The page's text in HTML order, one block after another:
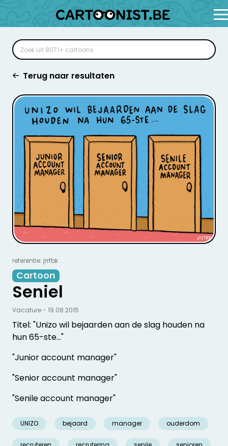
Terug naar resultaten
referentie: jrrfbk
Cartoon
Seniel
Titel: "Unizo wil bejaarden aan de slag houden na
hun 65-ste…"
"Junior account manager"
"Senior account manager"
"Senile account manager"
UNIZO bejaard manager ouderdom
Vacature - 19.08.2015